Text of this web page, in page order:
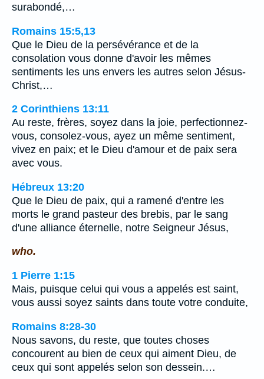
surabondé,…
Romains 15:5,13
Que le Dieu de la persévérance et de la
consolation vous donne d'avoir les mêmes
sentiments les uns envers les autres selon Jésus-
Christ,…
2 Corinthiens 13:11
Au reste, frères, soyez dans la joie, perfectionnez-
vous, consolez-vous, ayez un même sentiment,
vivez en paix; et le Dieu d'amour et de paix sera
avec vous.
Hébreux 13:20
Que le Dieu de paix, qui a ramené d'entre les
morts le grand pasteur des brebis, par le sang
d'une alliance éternelle, notre Seigneur Jésus,
who.
1 Pierre 1:15
Mais, puisque celui qui vous a appelés est saint,
vous aussi soyez saints dans toute votre conduite,
Romains 8:28-30
Nous savons, du reste, que toutes choses
concourent au bien de ceux qui aiment Dieu, de
ceux qui sont appelés selon son dessein.…